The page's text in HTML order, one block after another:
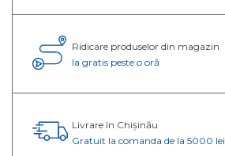
Ridicare produselor din magazin
Ia gratis peste o oră
Livrare în Chișinău
Gratuit la comanda de la 5000 lei